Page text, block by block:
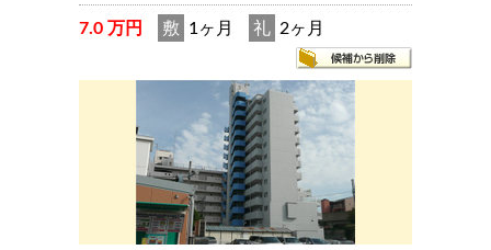
7.0 万円 敷 1ヶ月 礼 2ヶ月